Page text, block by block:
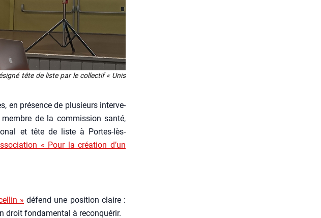
tête de liste par le col­lec­tif « Unis
en pré­sence de plu­sieurs inter­ve­
de la com­mis­sion san­té,
et tête de liste à Portes-lès-
« Pour la créa­tion d’un
» défend une posi­tion claire :
droit fon­da­men­tal à recon­qué­rir.